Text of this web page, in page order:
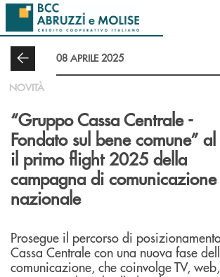
Salta al contenuto principale
08 APRILE 2025
NOVITÀ
“Gruppo Cassa Centrale -
Fondato sul bene comune”
il primo flight 2025 della
campagna di comunicazione
nazionale
Prosegue il percorso di
Cassa Centrale con una nuova fase
comunicazione, che coinvolge TV,